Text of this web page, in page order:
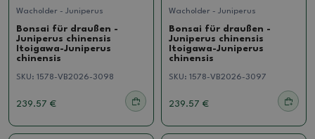
Wacholder - Juniperus
Bonsai für draußen -
Juniperus chinensis
Itoigawa-Juniperus
chinensis
SKU: 1578-VB2026-3098
239.57 €
Wacholder - Juniperus
Bonsai für draußen -
Juniperus chinensis
Itoigawa-Juniperus
chinensis
SKU: 1578-VB2026-3097
239.57 €